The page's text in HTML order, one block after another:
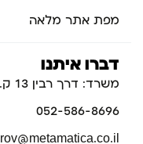
מפת אתר מלאה
דברו איתנו
משרד: דרך רבין 13 ק.אתא
052-586-8696
rov@metamatica.co.il